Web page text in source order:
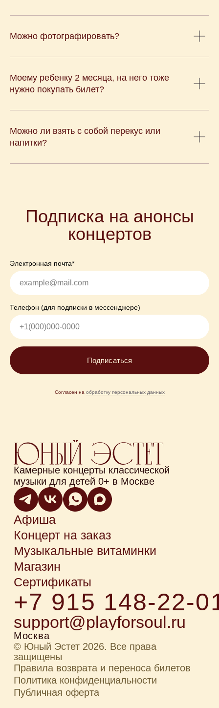
Можно фотографировать?
Моему ребенку 2 месяца, на него тоже
нужно покупать билет?
Можно ли взять с собой перекус или
напитки?
Подписка на анонсы
концертов
Электронная почта*
Телефон (для подписки в мессенджере)
Подписаться
Согласен на обработку персональных данных